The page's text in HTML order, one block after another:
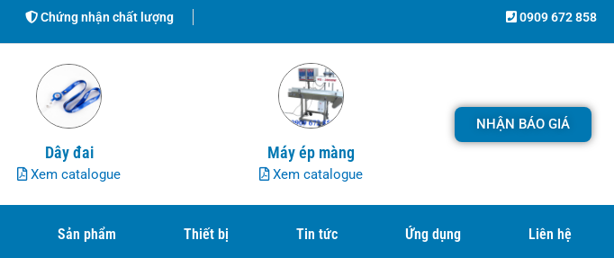
Chứng nhận chất lượng 0909 672 858
Dây đai
Xem catalogue
Máy ép màng
Xem catalogue
NHẬN BÁO GIÁ
Sản phẩm Thiết bị Tin tức Ứng dụng Liên hệ